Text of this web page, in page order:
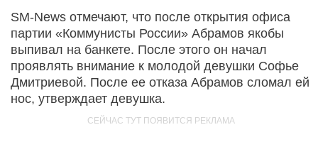
SM-News отмечают, что после открытия офиса
партии «Коммунисты России» Абрамов якобы
выпивал на банкете. После этого он начал
проявлять внимание к молодой девушки Софье
Дмитриевой. После ее отказа Абрамов сломал ей
нос, утверждает девушка.